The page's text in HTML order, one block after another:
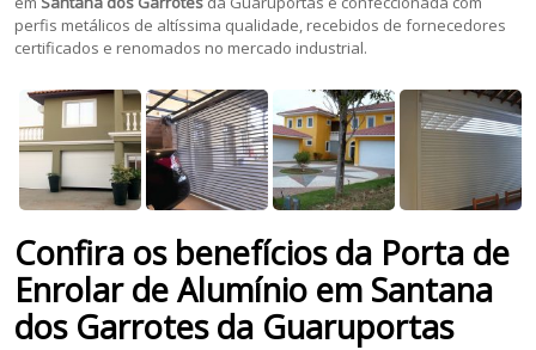
perfis metálicos de altíssima qualidade, recebidos de fornecedores
certificados e renomados no mercado industrial.
Confira os benefícios da Porta de
Enrolar de Alumínio em Santana
dos Garrotesda Guaruportas